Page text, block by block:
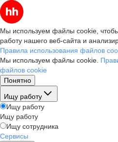
Мы используем файлы cookie,
работу нашего веб-сайта и
Правила использования файлов
Мы используем файлы cookie.
файлов cookie
Понятно
Ищу работу
Ищу работу
Ищу работу
Ищу сотрудника
Сервисы